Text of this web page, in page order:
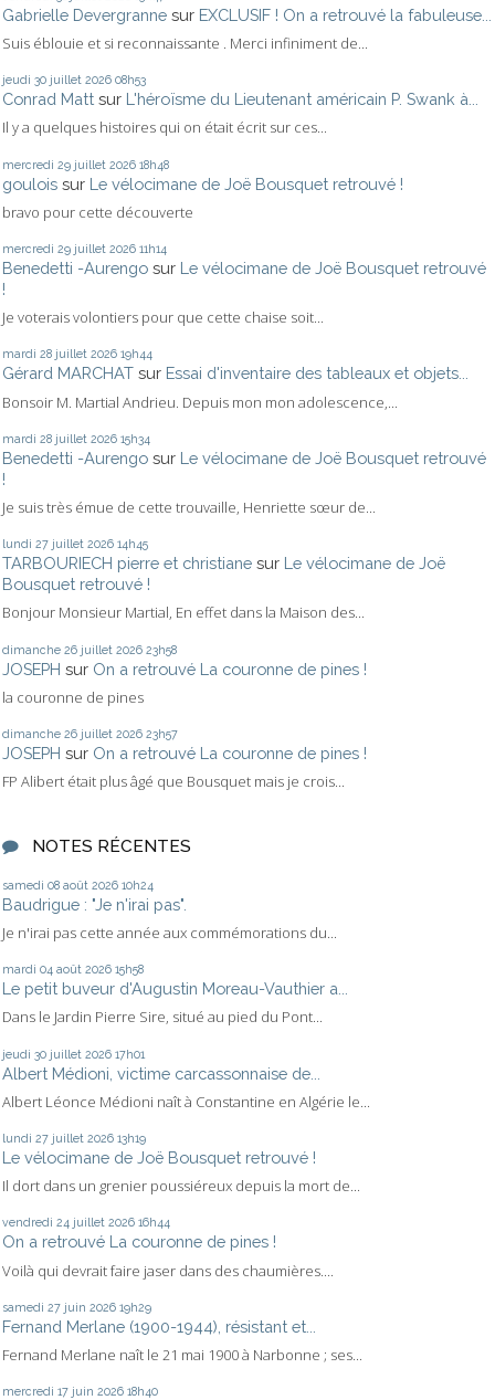
Gabrielle Devergranne sur EXCLUSIF ! On a retrouvé la fabuleuse...
Suis éblouie et si reconnaissante . Merci infiniment de...
jeudi 30 juillet 2026 08h53
Conrad Matt sur L'héroïsme du Lieutenant américain P. Swank à...
Il y a quelques histoires qui on était écrit sur ces...
mercredi 29 juillet 2026 18h48
goulois sur Le vélocimane de Joë Bousquet retrouvé !
bravo pour cette découverte
mercredi 29 juillet 2026 11h14
Benedetti -Aurengo sur Le vélocimane de Joë Bousquet retrouvé
!
Je voterais volontiers pour que cette chaise soit...
mardi 28 juillet 2026 19h44
Gérard MARCHAT sur Essai d'inventaire des tableaux et objets...
Bonsoir M. Martial Andrieu. Depuis mon mon adolescence,...
mardi 28 juillet 2026 15h34
Benedetti -Aurengo sur Le vélocimane de Joë Bousquet retrouvé
!
Je suis très émue de cette trouvaille, Henriette sœur de...
lundi 27 juillet 2026 14h45
TARBOURIECH pierre et christiane sur Le vélocimane de Joë
Bousquet retrouvé !
Bonjour Monsieur Martial, En effet dans la Maison des...
dimanche 26 juillet 2026 23h58
JOSEPH sur On a retrouvé La couronne de pines !
la couronne de pines
dimanche 26 juillet 2026 23h57
JOSEPH sur On a retrouvé La couronne de pines !
FP Alibert était plus âgé que Bousquet mais je crois...
NOTES RÉCENTES
samedi 08 août 2026 10h24
Baudrigue : "Je n'irai pas".
Je n'irai pas cette année aux commémorations du...
mardi 04 août 2026 15h58
Le petit buveur d'Augustin Moreau-Vauthier a...
Dans le Jardin Pierre Sire, situé au pied du Pont...
jeudi 30 juillet 2026 17h01
Albert Médioni, victime carcassonnaise de...
Albert Léonce Médioni naît à Constantine en Algérie le...
lundi 27 juillet 2026 13h19
Le vélocimane de Joë Bousquet retrouvé !
Il dort dans un grenier poussiéreux depuis la mort de...
vendredi 24 juillet 2026 16h44
On a retrouvé La couronne de pines !
Voilà qui devrait faire jaser dans des chaumières....
samedi 27 juin 2026 19h29
Fernand Merlane (1900-1944), résistant et...
Fernand Merlane naît le 21 mai 1900 à Narbonne ; ses...
mercredi 17 juin 2026 18h40